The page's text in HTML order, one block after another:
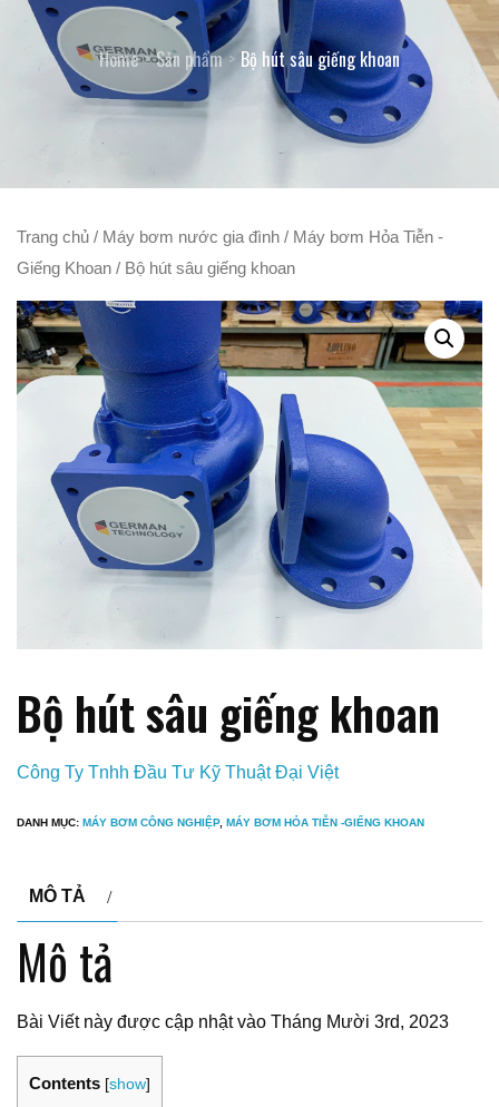
Home Sản phẩm Bộ hút sâu giếng khoan
Trang chủ / Máy bơm nước gia đình / Máy bơm Hỏa Tiễn -
Giếng Khoan / Bộ hút sâu giếng khoan
Bộ hút sâu giếng khoan
Công Ty Tnhh Đầu Tư Kỹ Thuật Đại Việt
DANH MỤC: MÁY BƠM CÔNG NGHIỆP, MÁY BƠM HỎA TIỄN -GIẾNG KHOAN
MÔ TẢ
Mô tả
Bài Viết này được cập nhật vào Tháng Mười 3rd, 2023
Contents [show]